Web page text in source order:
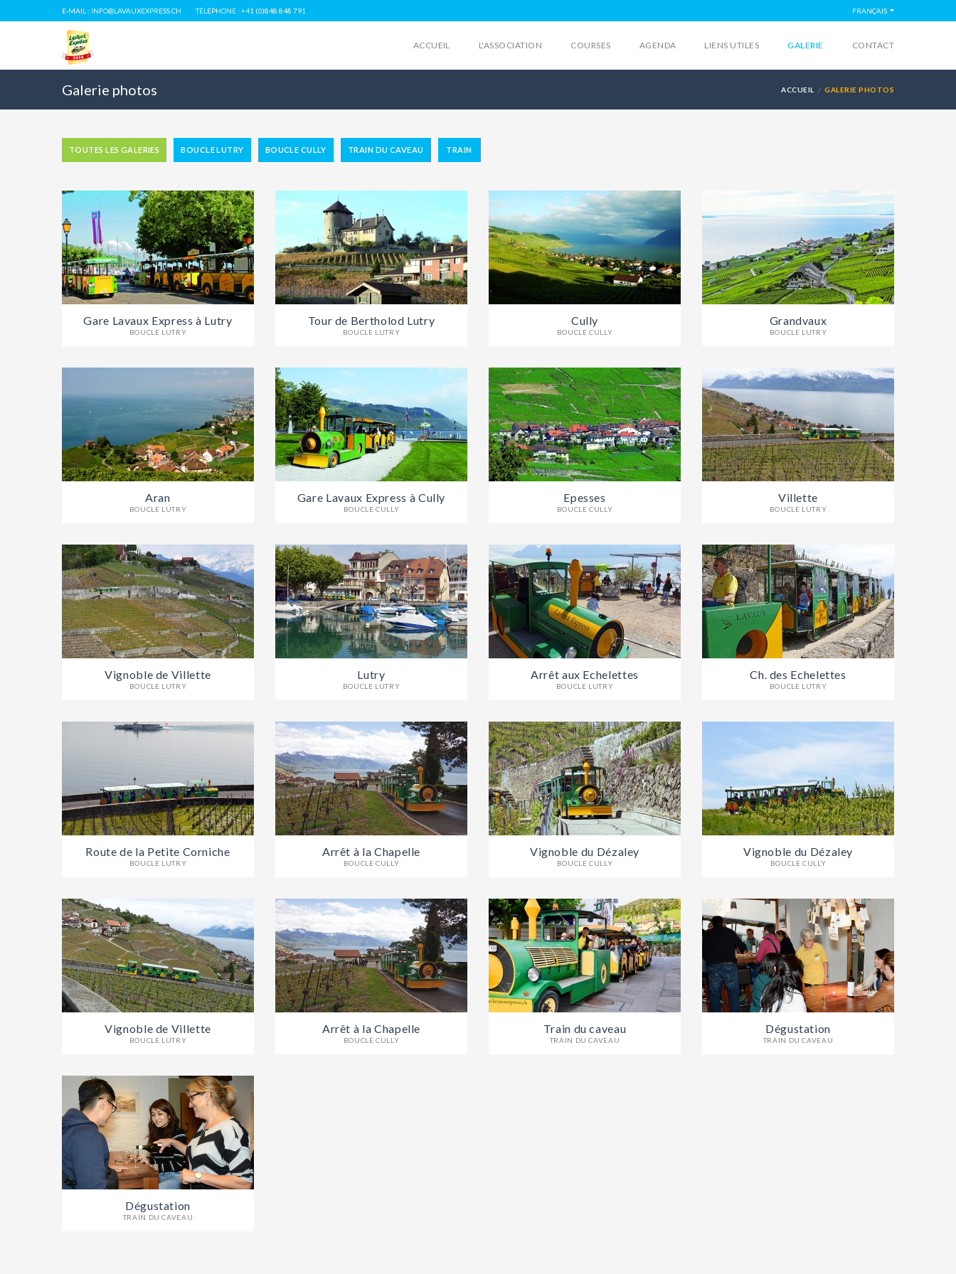
E-MAIL : INFO@LAVAUXEXPRESS.CH TÉLÉPHONE : +41 (0)848 848 791 FRANÇAIS
ACCUEIL L'ASSOCIATION COURSES AGENDA LIENS UTILES GALERIE CONTACT
Galerie photos ACCUEIL GALERIE PHOTOS
TOUTES LES GALERIES BOUCLE LUTRY BOUCLE CULLY TRAIN DU CAVEAU TRAIN
Gare Lavaux Express à Lutry
BOUCLE LUTRY
Tour de Bertholod Lutry
BOUCLE LUTRY
Cully
BOUCLE CULLY
Grandvaux
BOUCLE LUTRY
Aran
BOUCLE LUTRY
Gare Lavaux Express à Cully
BOUCLE CULLY
Epesses
BOUCLE CULLY
Villette
BOUCLE LUTRY
Vignoble de Villette
BOUCLE LUTRY
Lutry
BOUCLE LUTRY
Arrêt aux Echelettes
BOUCLE LUTRY
Ch. des Echelettes
BOUCLE LUTRY
Route de la Petite Corniche
BOUCLE LUTRY
Arrêt à la Chapelle
BOUCLE CULLY
Vignoble du Dézaley
BOUCLE CULLY
Vignoble du Dézaley
BOUCLE CULLY
Vignoble de Villette
BOUCLE LUTRY
Arrêt à la Chapelle
BOUCLE CULLY
Train du caveau
TRAIN DU CAVEAU
Dégustation
TRAIN DU CAVEAU
Dégustation
TRAIN DU CAVEAU